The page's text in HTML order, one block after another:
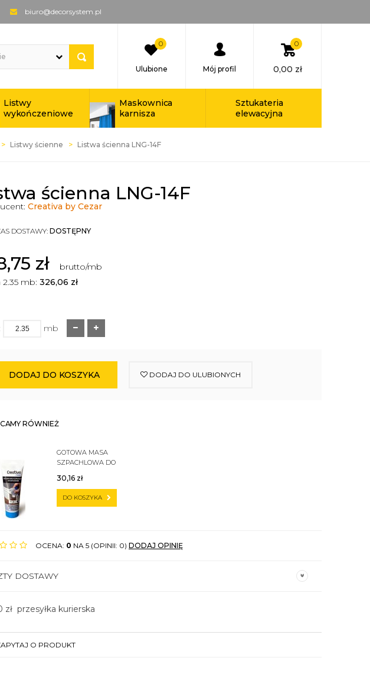
biuro@decorsystem.pl
0
Ulubione Mój profil
0
0,00 zł
Listwy
wykończeniowe
Maskownica
karnisza
Sztukateria
elewacyjna
Listwy ścienne Listwa ścienna LNG-14F
ścienna LNG-14F
Creativa by Cezar
DOSTAWY:DOSTĘPNY
zł
brutto/mb
2.35 mb: 326,06 zł
mb
DODAJ DO KOSZYKA DODAJ DO ULUBIONYCH
RÓWNIEŻ
GOTOWA MASA
SZPACHLOWA DO
30,16 zł
DO KOSZYKA
OCENA: 0 NA 5 (OPINII: 0) DODAJ OPINIĘ
DOSTAWY
zł przesyłka kurierska
O PRODUKT